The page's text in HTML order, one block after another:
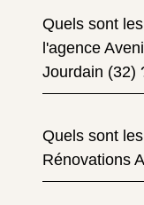
Quels sont
l'agence
Jourdain (32)
Quels sont
Rénovations